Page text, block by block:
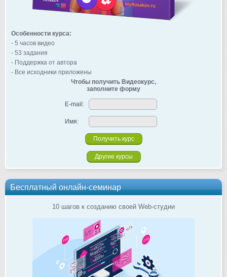
Особенности курса:
- 5 часов видео
- 53 задания
- Поддержка от автора
- Все исходники приложены
Чтобы получить Видеокурс,
заполните форму
E-mail:
Имя:
Другие курсы
Бесплатный онлайн-семинар
10 шагов к созданию своей Web-студии